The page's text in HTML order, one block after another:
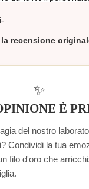
la recensione
✨
È
del nostro
Condividi la tua
filo d'oro che